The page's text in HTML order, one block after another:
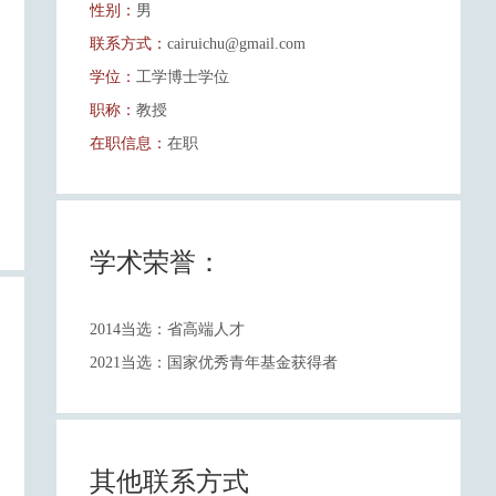
性别： 男
联系方式： cairuichu@gmail.com
学位： 工学博士学位
职称： 教授
在职信息： 在职
学术荣誉：
2014当选：省高端人才
2021当选：国家优秀青年基金获得者
其他联系方式